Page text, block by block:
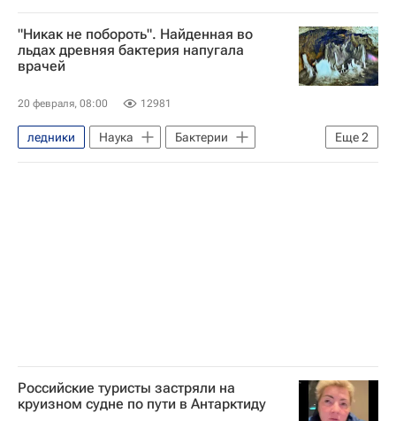
Туризм-Важное
Юлия Барановская
Знаменитости
Аргентина
Южная Америка
куда можно лететь
"Никак не побороть". Найденная во
льдах древняя бактерия напугала
врачей
20 февраля, 08:00 12981
Еще2
ледники Наука
Бактерии
биология
Глобальное потепление
Российские туристы застряли на
круизном судне по пути в Антарктиду